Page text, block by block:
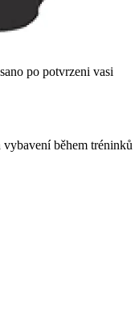
po potvrzeni vasi
během tréninků